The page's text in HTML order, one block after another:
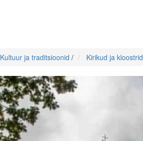
Kultuur ja traditsioonid / Kirikud ja kloostrid